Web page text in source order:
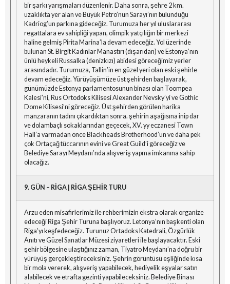
bir şarkı yarışmaları düzenlenir. Daha sonra, şehre 2 km.
uzaklıkta yer alan ve Büyük Petro’nun Sarayı’nın bulunduğu
Kadriog’un parkına gideceğiz. Turumuza her yıl uluslararası
regattalara ev sahipliği yapan, olimpik yatçılığın bir merkezi
haline gelmiş Pirita Marina’la devam edeceğiz. Yol üzerinde
bulunan St. Birgit Kadınlar Manastırı (dışarıdan) ve Estonya’nın
ünlü heykeli Russalka (denizkızı) abidesi göreceğimiz yerler
arasındadır. Turumuza, Tallin’in en güzel yeri olan eski şehirle
devam edeceğiz. Yürüyüşümüze üst şehirden başlayarak,
günümüzde Estonya parlamentosunun binası olan Toompea
Kalesi’ni, Rus Ortodoks Kilisesi Alexander Nevsky’yi ve Gothic
Dome Kilisesi’ni göreceğiz. Üst şehirden görülen harika
manzaranın tadını çıkardıktan sonra. şehirin aşağısına inip dar
ve dolambaçlı sokaklarından geçecek, XV. yy eczanesi Town
Hall’a varmadan önce Blackheads Brotherhood’un ve daha pek
çok Ortaçağ tüccarının evini ve Great Guild’i göreceğiz ve
Belediye Sarayı Meydanı’nda alışveriş yapma imkanına sahip
olacağız.
9. GÜN – RİGA | RİGA ŞEHİR TURU
Arzu eden misafirlerimiz ile rehberimizin ekstra olarak organize
edeceği Riga Şehir Turuna başlıyoruz. Letonya’nın başkenti olan
Riga’yı keşfedeceğiz. Turunuz Ortadoks Katedrali, Özgürlük
Anıtı ve Güzel Sanatlar Müzesi ziyaretleri ile başlayacaktır. Eski
şehir bölgesine ulaştığınız zaman, Tiyatro Meydanı’na doğru bir
yürüyüş gerçekleştireceksiniz. Şehrin görüntüsü eşliğinde kısa
bir mola vererek, alışveriş yapabilecek, hediyelik eşyalar satın
alabilecek ve etrafta gezinti yapabileceksiniz. Belediye Binası